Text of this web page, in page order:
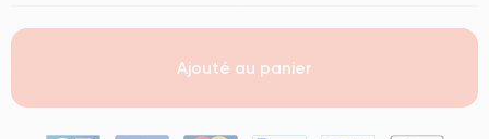
Ajouté au panier